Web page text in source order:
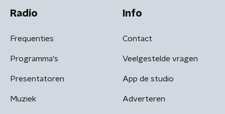
Radio
Frequenties
Programma's
Presentatoren
Muziek
Info
Contact
Veelgestelde vragen
App de studio
Adverteren